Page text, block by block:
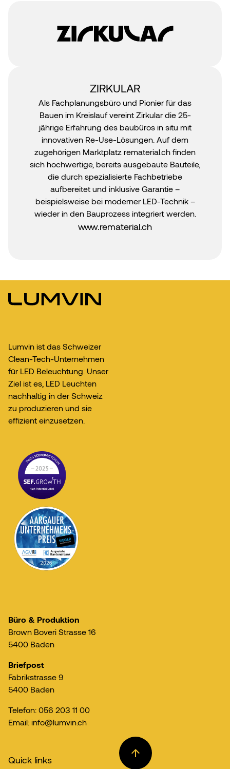
ZIRKULAR
Als Fachplanungsbüro und Pionier für das
Bauen im Kreislauf vereint Zirkular die 25-
jährige Erfahrung des baubüros in situ mit
innovativen Re-Use-Lösungen. Auf dem
zugehörigen Marktplatz rematerial.ch finden
sich hochwertige, bereits ausgebaute Bauteile,
die durch spezialisierte Fachbetriebe
aufbereitet und inklusive Garantie –
beispielsweise bei moderner LED-Technik –
wieder in den Bauprozess integriert werden.
www.rematerial.ch
Lumvin ist das Schweizer
Clean-Tech-Unternehmen
für LED Beleuchtung. Unser
Ziel ist es, LED Leuchten
nachhaltig in der Schweiz
zu produzieren und sie
effizient einzusetzen.
Büro & Produktion
Brown Boveri Strasse 16
5400 Baden
Briefpost
Fabrikstrasse 9
5400 Baden
Telefon: 056 203 11 00
Email: info@lumvin.ch
Quick links